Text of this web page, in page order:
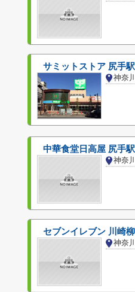
サミットストア 尻手
中華食堂日高屋 尻手
セブンイレブン 川崎
神奈